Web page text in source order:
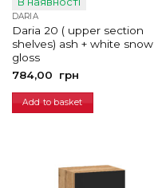
DARIA
Daria 20 ( upper section
shelves) ash + white snow
gloss
784,00
грн
Add to basket